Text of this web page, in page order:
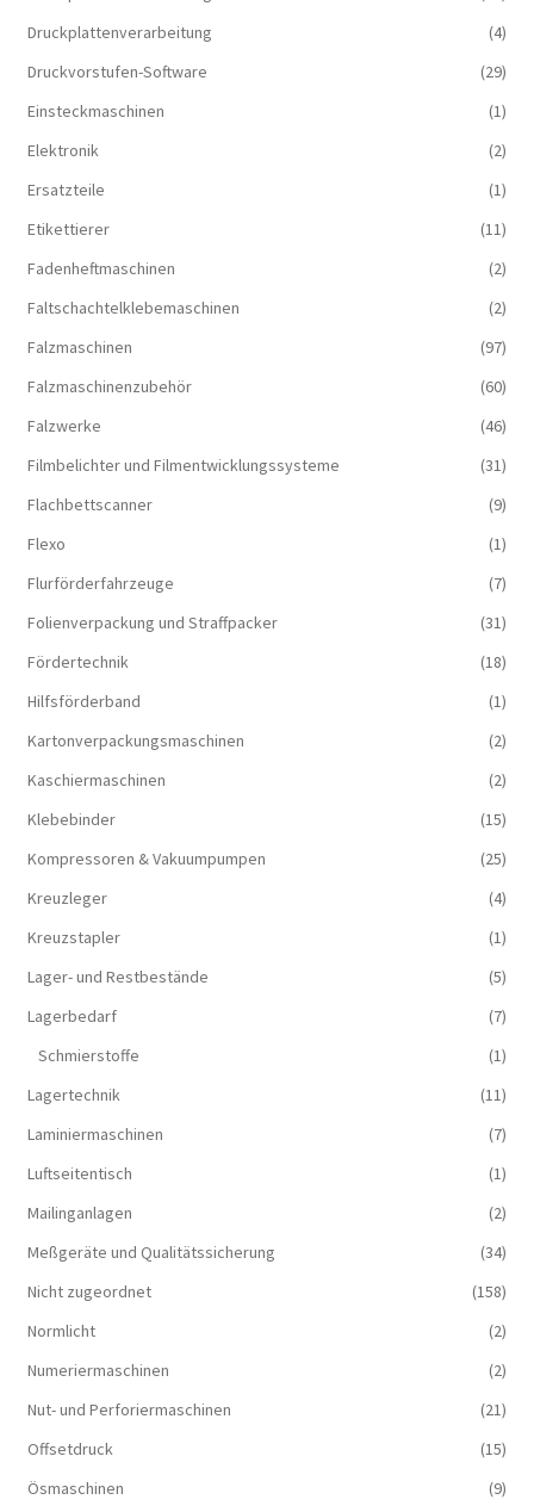
Druckplattenverarbeitung
(4)
Druckvorstufen-Software
(29)
Einsteckmaschinen
(1)
Elektronik
(2)
Ersatzteile
(1)
Etikettierer
(11)
Fadenheftmaschinen
(2)
Faltschachtelklebemaschinen
(2)
Falzmaschinen
(97)
Falzmaschinenzubehör
(60)
Falzwerke
(46)
Filmbelichter und Filmentwicklungssysteme
(31)
Flachbettscanner
(9)
Flexo
(1)
Flurförderfahrzeuge
(7)
Folienverpackung und Straffpacker
(31)
Fördertechnik
(18)
Hilfsförderband
(1)
Kartonverpackungsmaschinen
(2)
Kaschiermaschinen
(2)
Klebebinder
(15)
Kompressoren & Vakuum­pumpen
(25)
Kreuzleger
(4)
Kreuzstapler
(1)
Lager- und Restbestände
(5)
Lagerbedarf
(7)
Schmierstoffe
(1)
Lagertechnik
(11)
Laminiermaschinen
(7)
Luftseitentisch
(1)
Mailinganlagen
(2)
Meßgeräte und Qualitätssicherung
(34)
Nicht zugeordnet
(158)
Normlicht
(2)
Numeriermaschinen
(2)
Nut- und Perforiermaschinen
(21)
Offsetdruck
(15)
Ösmaschinen
(9)